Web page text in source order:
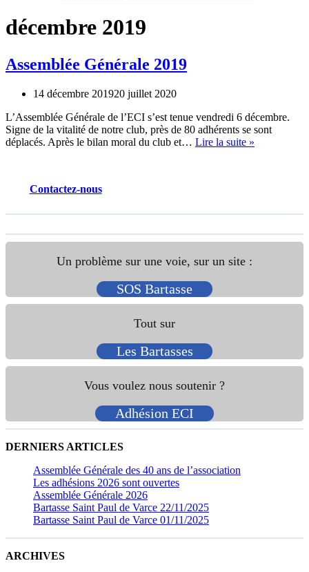
décembre 2019
Assemblée Générale 2019
14 décembre 201920 juillet 2020
L’Assemblée Générale de l’ECI s’est tenue vendredi 6 décembre.
Signe de la vitalité de notre club, près de 80 adhérents se sont
déplacés. Après le bilan moral du club et… Lire la suite »
Contactez-nous
Un problème sur une voie, sur un site :
SOS Bartasse
Tout sur
Les Bartasses
Vous voulez nous soutenir ?
Adhésion ECI
DERNIERS ARTICLES
Assemblée Générale des 40 ans de l’association
Les adhésions 2026 sont ouvertes
Assemblée Générale 2026
Bartasse Saint Paul de Varce 22/11/2025
Bartasse Saint Paul de Varce 01/11/2025
ARCHIVES